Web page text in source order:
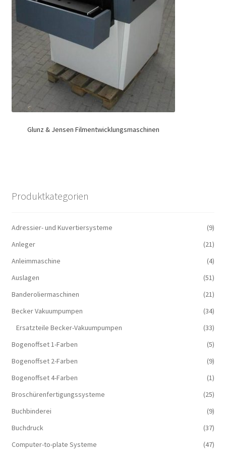
Glunz & Jensen Filmentwicklungsmaschinen
Produktkategorien
Adressier- und Kuvertiersysteme
(9)
Anleger
(21)
Anleimmaschine
(4)
Auslagen
(51)
Banderoliermaschinen
(21)
Becker Vakuumpumpen
(34)
Ersatzteile Becker-Vakuumpumpen
(33)
Bogenoffset 1-Farben
(5)
Bogenoffset 2-Farben
(9)
Bogenoffset 4-Farben
(1)
Broschürenfertigungssysteme
(25)
Buchbinderei
(9)
Buchdruck
(37)
Computer-to-plate Systeme
(47)